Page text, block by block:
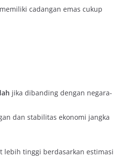
cadangan emas cukup
jika dibanding dengan negara-
dan stabilitas ekonomi jangka
lebih tinggi berdasarkan estimasi